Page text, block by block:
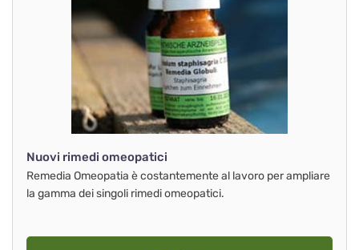
Nuovi rimedi omeopatici
Remedia Omeopatia è costantemente al lavoro per ampliare
la gamma dei singoli rimedi omeopatici.